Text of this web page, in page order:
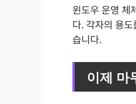
윈도우 운영 체
다. 각자의 용
습니다.
이제 마